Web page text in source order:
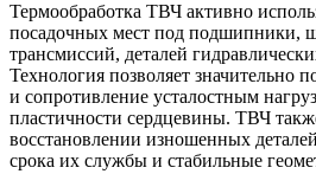
Термообработка ТВЧ активно
посадочных мест под подшипники,
трансмиссий, деталей
Технология позволяет значительно
и сопротивление усталостным
пластичности сердцевины. ТВЧ
восстановлении изношенных
срока их службы и стабильные